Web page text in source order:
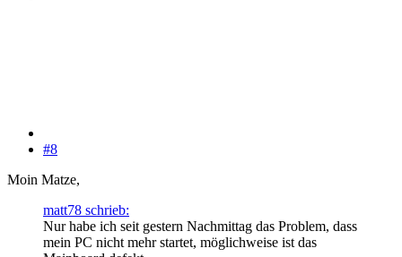
#8
Moin Matze,
matt78 schrieb:
Nur habe ich seit gestern Nachmittag das Problem, dass
mein PC nicht mehr startet, möglichweise ist das